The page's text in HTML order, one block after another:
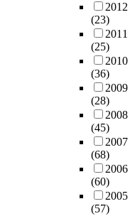
2012
(23)
2011
(25)
2010
(36)
2009
(28)
2008
(45)
2007
(68)
2006
(60)
2005
(57)